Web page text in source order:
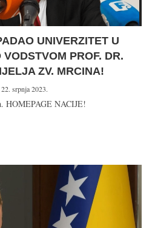
UNIVERZITET U
PROF. DR.
ZV. MRCINA!
22. srpnja 2023.
HOMEPAGE NACIJE!